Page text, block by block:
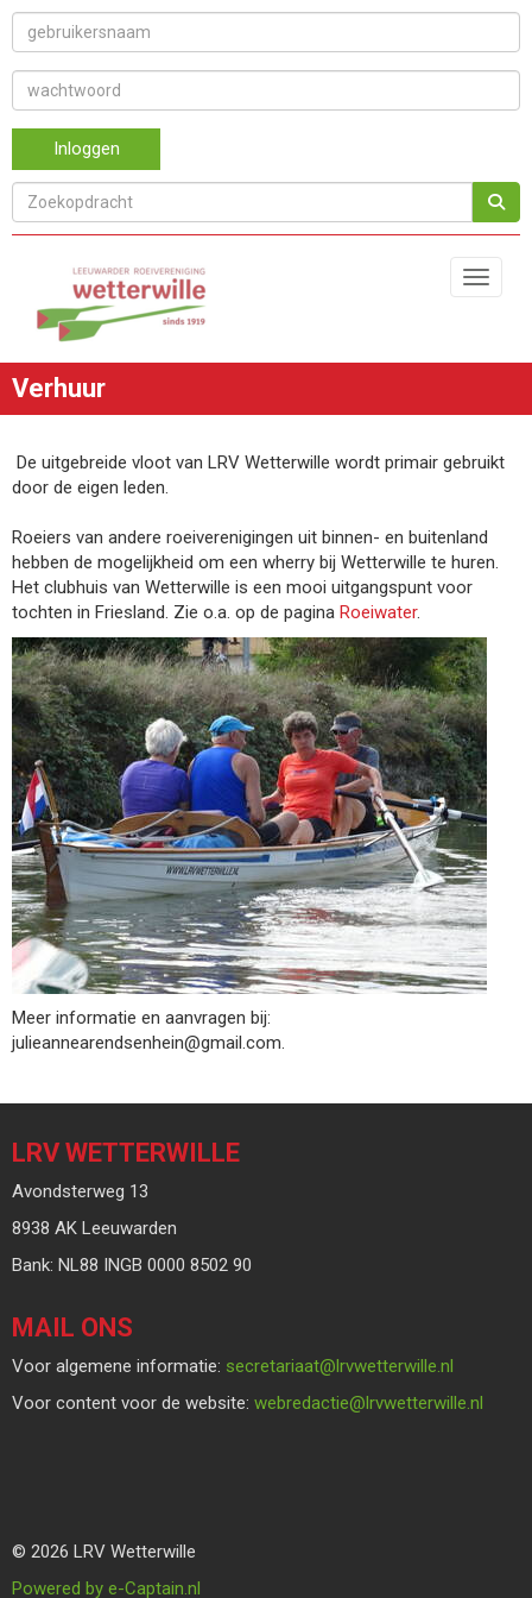
Inloggen
Verhuur
De uitgebreide vloot van LRV Wetterwille wordt primair gebruikt
door de eigen leden.
Roeiers van andere roeiverenigingen uit binnen- en buitenland
hebben de mogelijkheid om een wherry bij Wetterwille te huren.
Het clubhuis van Wetterwille is een mooi uitgangspunt voor
tochten in Friesland. Zie o.a. op de pagina Roeiwater.
Meer informatie en aanvragen bij:
niehnesdneraennaeiluj@gmail.com.
LRV WETTERWILLE
Avondsterweg 13
8938 AK Leeuwarden
Bank: NL88 INGB 0000 8502 90
MAIL ONS
Voor algemene informatie: taairaterces@lrvwetterwille.nl
Voor content voor de website: eitcaderbew@lrvwetterwille.nl
© 2026 LRV Wetterwille
Powered by e-Captain.nl